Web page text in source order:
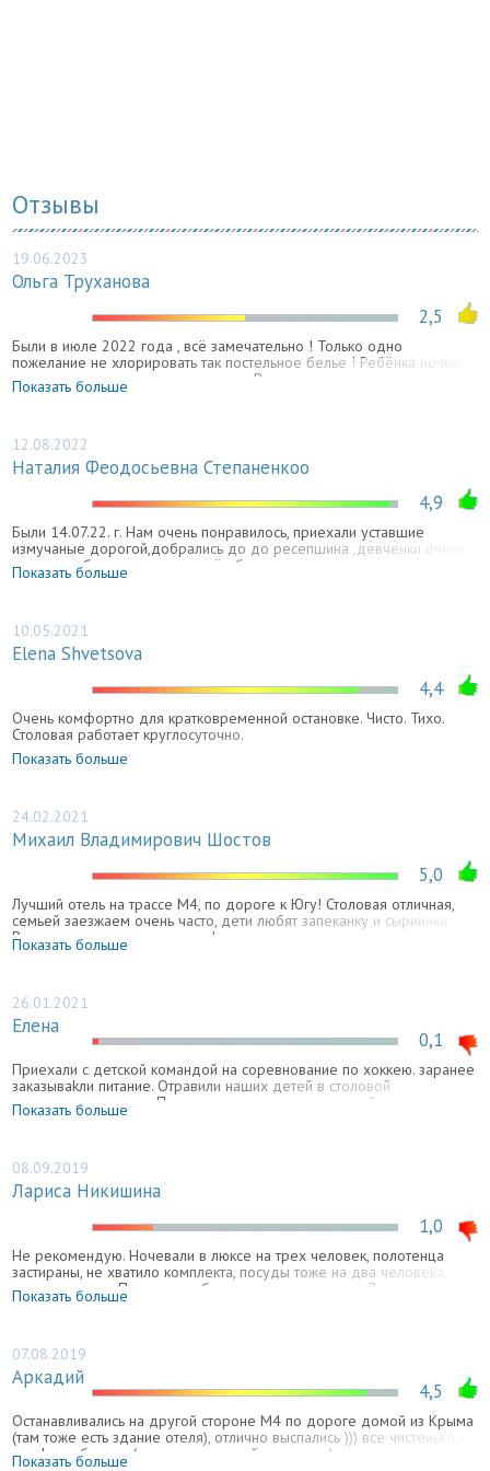
Отзывы
19.06.2023
Ольга Труханова
2,5
Были в июле 2022 года , всё замечательно ! Только одно
пожелание не хлорировать так постельное белье ! Ребёнка ночью
вырвало от резкого запаха хлорки. В остальном всем довольны ,
уютное местечко .
Показать больше
12.08.2022
Наталия Феодосьевна Степаненкоо
4,9
Были 14.07.22. г. Нам очень понравилось, приехали уставшие
измучаные дорогой,добрались до до ресепшина ,девченки очень
вежливые,быстро заселили,всё объяснили, где что находится,
парковка охраняемая, столовая : на любой вкус, все вкусное на 5
и выезд в сторону Крыма. Территория очень красивая ,как я раньше
говорила что были уставшие, после ужина прошлись по тиретори, и
усталость исчезла.
Показать больше
10.05.2021
Elena Shvetsova
4,4
Очень комфортно для кратковременной остановке. Чисто. Тихо.
Столовая работает круглосуточно.
Показать больше
24.02.2021
Михаил Владимирович Шостов
5,0
Лучший отель на трассе М4, по дороге к Югу! Столовая отличная,
семьей заезжаем очень часто, дети любят запеканку и сырнички.
Вкусно, чисто, в номерах комфортно и уютно, как дома.
Показать больше
26.01.2021
Елена
0,1
Приехали с детской командой на соревнование по хоккею. заранее
заказываkли питание. Отравили наших детей в столовой
испорченным мясом. Просто ужасно как можно детей кормить такой
едой. Дети поучили сильнейшее травление. Желаем что бы ваш
Показать больше
08.09.2019
Лариса Никишина
1,0
Не рекомендую. Ночевали в люксе на трех человек, полотенца
застираны, не хватило комплекта, посуды тоже на два человека,
только стаканы. Постельное белье далеко не новое. За такие
деньги? Можно найти дешевле на порядок, а сервис будет лучше.
Показать больше
07.08.2019
Аркадий
4,5
Останавливались на другой стороне М4 по дороге домой из Крыма
(там тоже есть здание отеля), отлично выспались ))) все чистенько,
комфортабельно (с учетом ценовой категории), утром нас
Показать больше